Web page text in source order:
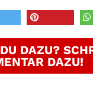
DAZU?
DAZU!